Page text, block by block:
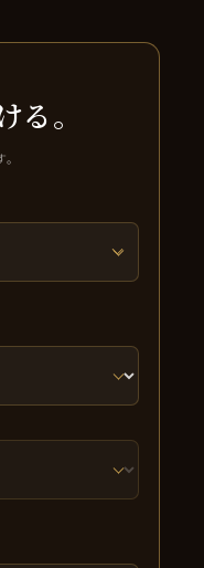
。